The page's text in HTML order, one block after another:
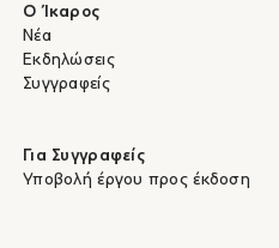
Ο Ίκαρος
Νέα
Εκδηλώσεις
Συγγραφείς
Για Συγγραφείς
Υποβολή έργου προς έκδοση